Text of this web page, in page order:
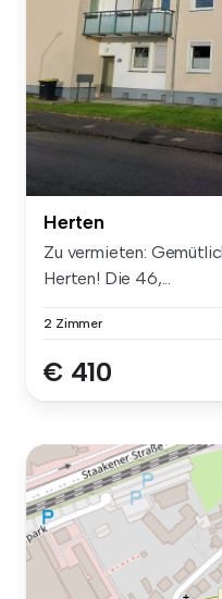
Herten
Zu vermieten:
Herten! Die 46,...
2 Zimmer
€ 410